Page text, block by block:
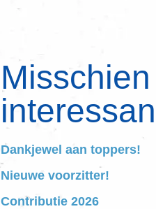
Dankjewel aan toppers!
Nieuwe voorzitter!
Contributie 2026